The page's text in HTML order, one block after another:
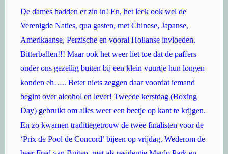
De dames hadden er zin in! En, het leek ook wel de
Verenigde Naties, qua gasten, met Chinese, Japanse,
Amerikaanse, Perzische en vooral Hollanse invloeden.
Bitterballen!!! Maar ook het weer liet toe dat de paffers
onder ons gezellig buiten bij een klein vuurtje hun longen
konden eh….. Beter niets zeggen daar voordat iemand
begint over alcohol en lever! Tweede kerstdag (Boxing
Day) gebruikt om alles weer een beetje op kant te krijgen.
En zo kwamen traditiegetrouw de twee finalisten voor de
‘Prix de Pool de Concord’ bijeen op vrijdag. Wederom de